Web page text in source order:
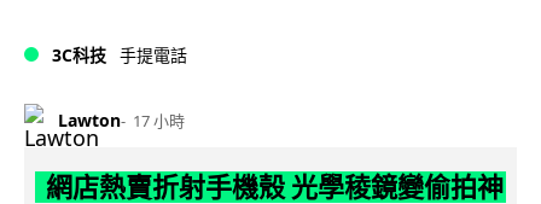
3C科技 手提電話
Lawton 17 小時
網店熱賣折射手機殼 光學稜鏡變偷拍神